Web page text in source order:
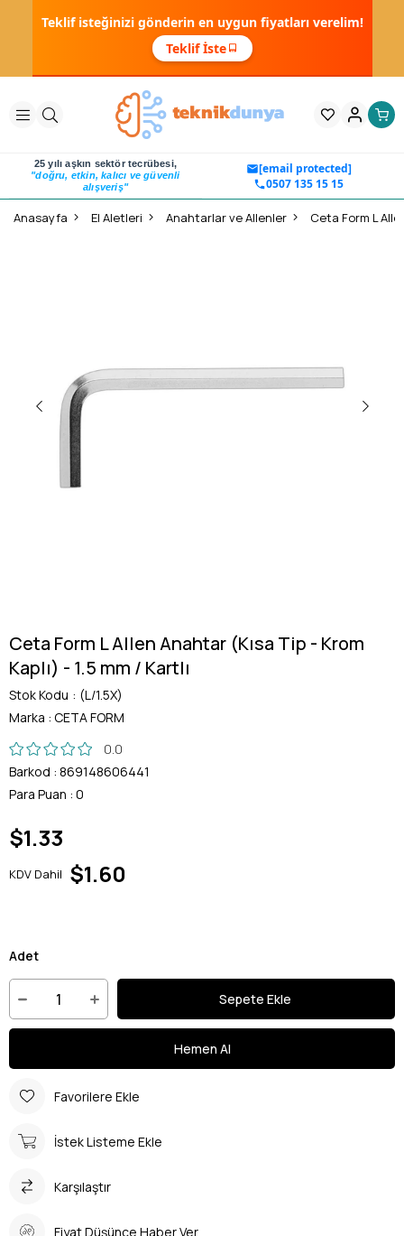
Teklif isteğinizi gönderin en uygun fiyatları verelim!
Teklif İste
25 yılı aşkın sektör tecrübesi,
"doğru, etkin, kalıcı ve güvenli
alışveriş"
[email protected]
0507 135 15 15
Anasayfa El Aletleri Anahtarlar ve Allenler
Ceta Form L Allen Anahtar (Kısa Tip - Krom
Kaplı) - 1.5 mm / Kartlı
Stok Kodu
(L/1.5X)
Marka : CETA FORM
0.0
Barkod : 869148606441
Para Puan : 0
$1.33
KDV Dahil $1.60
Adet
Favorilere Ekle
İstek Listeme Ekle
Karşılaştır
Fiyat Düşünce Haber Ver